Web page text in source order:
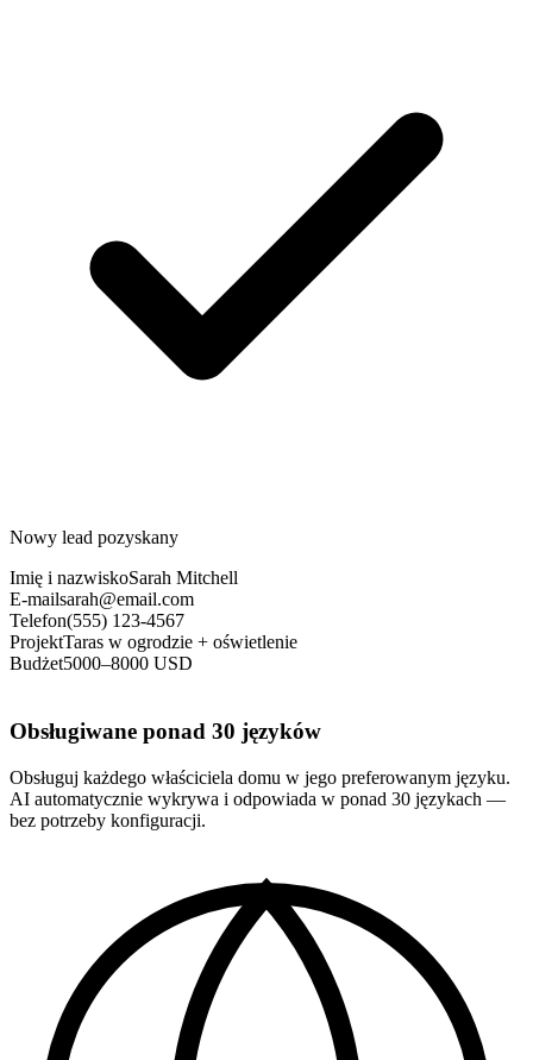
Nowy lead pozyskany
Imię i nazwiskoSarah Mitchell
E-mailsarah@email.com
Telefon(555) 123-4567
ProjektTaras w ogrodzie + oświetlenie
Budżet5000–8000 USD
Obsługiwane ponad 30 języków
Obsługuj każdego właściciela domu w jego preferowanym języku.
AI automatycznie wykrywa i odpowiada w ponad 30 językach —
bez potrzeby konfiguracji.